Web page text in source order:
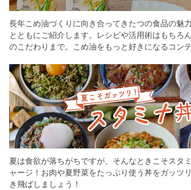
長年こめ油づくりに向き合ってきたつの食品の魅
とともにご紹介します。レシピや活用術はもちろ
のこだわりまで。こめ油をもっと好きになるコン
夏は食欲が落ちがちですが、そんなときこそスタ
ャージ！お肉や夏野菜をたっぷり使う丼をガッツ
き飛ばしましょう！